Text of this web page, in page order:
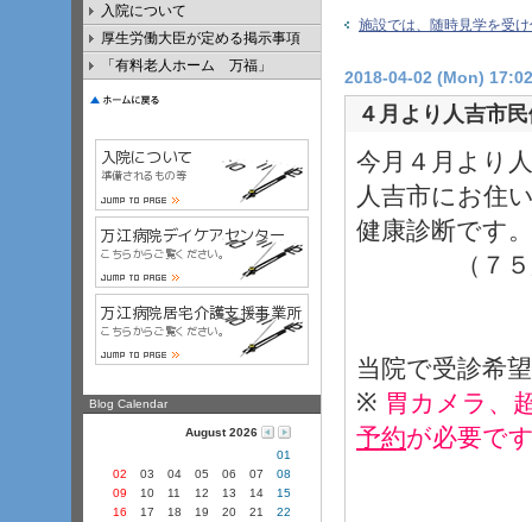
施設では、随時見学を受
2018-04-02 (Mon) 17:02
４月より人吉市
今月４月より
人吉市にお住
健康診断です。
（７５歳以
当院で受診希
※ 胃カメラ、
予約が必要で
入院について
厚生労働大臣が定める掲示事項
「有料老人ホーム 万福」
Blog Calendar
August 2026
01
02
03 04 05 06 07
08
09
10 11 12 13 14
15
16
17 18 19 20 21
22